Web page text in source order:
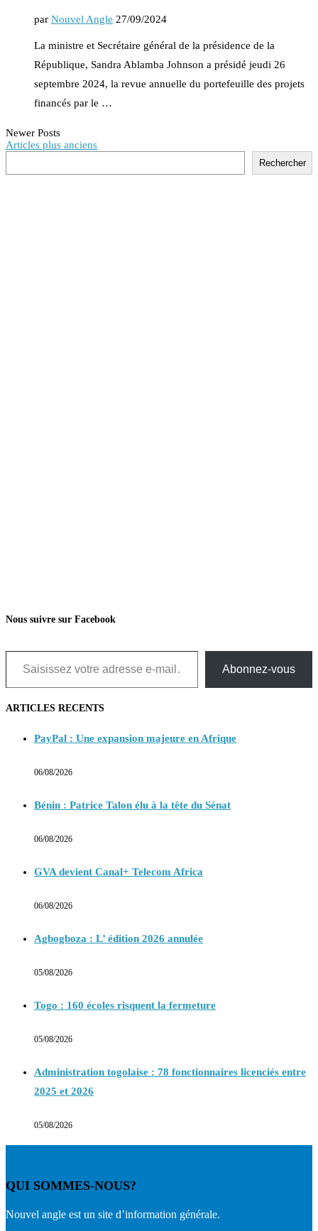
par Nouvel Angle 27/09/2024
La ministre et Secrétaire général de la présidence de la
République, Sandra Ablamba Johnson a présidé jeudi 26
septembre 2024, la revue annuelle du portefeuille des projets
financés par le …
Newer Posts
Articles plus anciens
Rechercher
Nous suivre sur Facebook
Saisissez votre adresse e-mail…
Abonnez-vous
ARTICLES RECENTS
PayPal : Une expansion majeure en Afrique
06/08/2026
Bénin : Patrice Talon élu à la tête du Sénat
06/08/2026
GVA devient Canal+ Telecom Africa
06/08/2026
Agbogboza : L’ édition 2026 annulée
05/08/2026
Togo : 160 écoles risquent la fermeture
05/08/2026
Administration togolaise : 78 fonctionnaires licenciés entre
2025 et 2026
05/08/2026
QUI SOMMES-NOUS?
Nouvel angle est un site d’information générale.